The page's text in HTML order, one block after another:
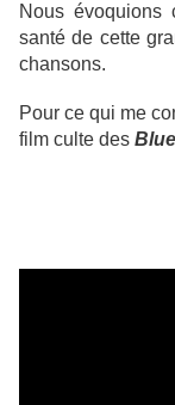
Nous évoquions
santé de cette
chansons.
Pour ce qui me
film culte des